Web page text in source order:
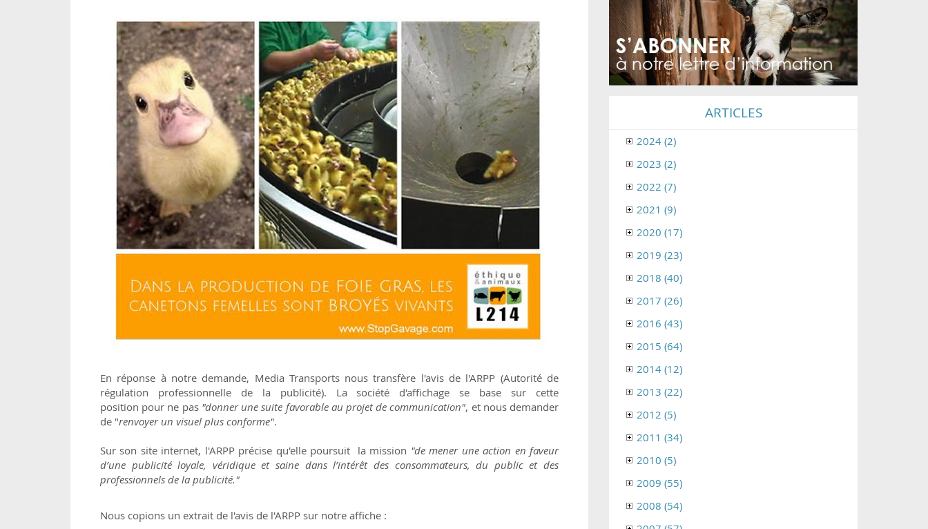
En réponse à notre demande, Media Transports nous transfère l'avis de l'ARPP (Autorité de
régulation professionnelle de la publicité). La société d'affichage se base sur cette
position pour ne pas "donner une suite favorable au projet de communication", et nous demander
de "renvoyer un visuel plus conforme".
Sur son site internet, l'ARPP précise qu'elle poursuit la mission "de mener une action en faveur
d’une publicité loyale, véridique et saine dans l’intérêt des consommateurs, du public et des
professionnels de la publicité."
Nous copions un extrait de l'avis de l'ARPP sur notre affiche :
ARTICLES
2024 (2)
2023 (2)
2022 (7)
2021 (9)
2020 (17)
2019 (23)
2018 (40)
2017 (26)
2016 (43)
2015 (64)
2014 (12)
2013 (22)
2012 (5)
2011 (34)
2010 (5)
2009 (55)
2008 (54)